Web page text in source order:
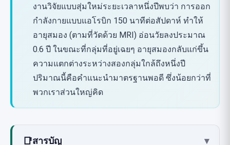
งานวิจัยแบบสุ่มใหม่ระยะเวลาหนึ่งปีพบว่า การออก
กำลังกายแบบแอโรบิก 150 นาทีต่อสัปดาห์ ทำให้
อายุสมอง (ตามที่วัดด้วย MRI) อ่อนวัยลงประมาณ
0.6 ปี ในขณะที่กลุ่มที่อยู่เฉยๆ อายุสมองกลับแก่ขึ้น
ความแตกต่างระหว่างสองกลุ่มใกล้ถึงหนึ่งปี
ปริมาณนี้คือคำแนะนำมาตรฐานพอดี ซึ่งน้อยกว่าที่
พวกเราส่วนใหญ่คิด
📑สารบัญ ▾